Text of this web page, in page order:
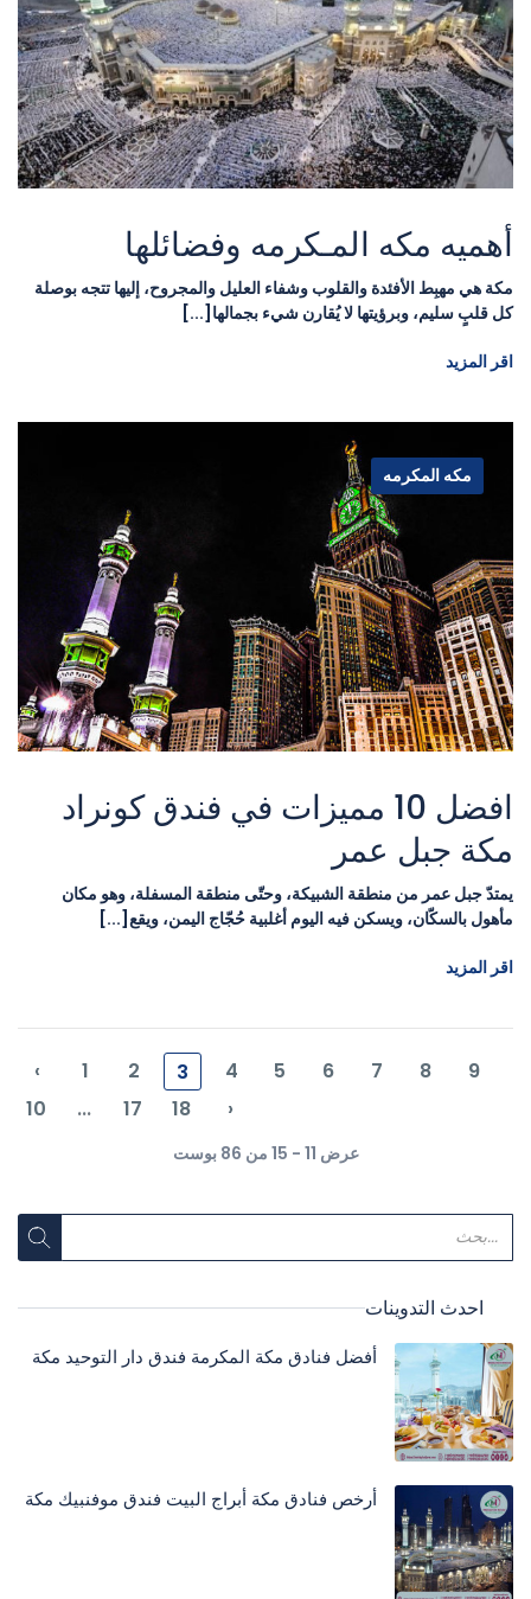
أهميه مكه المـكرمه وفضائلها
مكة هي مهبِط الأفئدة والقلوب وشفاء العليل والمجروح، إليها تتجه بوصلة
كل قلبٍ سليم، وبرؤيتها لا يُقارن شيء بجمالها[...]
اقر المزيد
مكه المكرمه
افضل 10 مميزات في فندق كونراد
مكة جبل عمر
يمتدّ جبل عمر من منطقة الشبيكة، وحتّى منطقة المسفلة، وهو مكان
مأهول بالسكّان، ويسكن فيه اليوم أغلبية حُجّاج اليمن، ويقع[...]
اقر المزيد
‹ 1 2 3 4 5 6 7 8
9
10
... 17 18 ›
عرض 11 - 15 من 86 بوست
احدث التدوينات
أفضل فنادق مكة المكرمة فندق دار التوحيد مكة
أرخص فنادق مكة أبراج البيت فندق موفنبيك مكة